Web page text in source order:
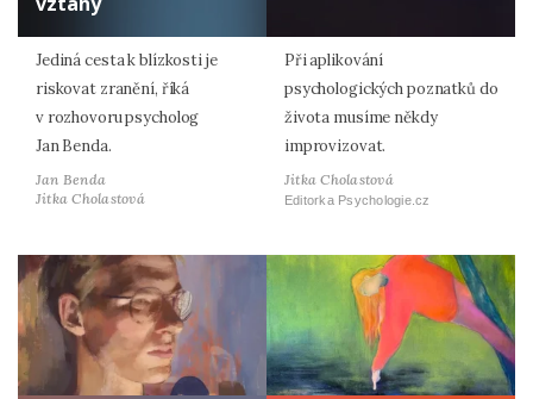
Jediná cesta k blízkosti je
riskovat zranění, říká
v rozhovoru psycholog
Jan Benda.
Jan Benda
Jitka Cholastová
Při aplikování
psychologických poznatků do
života musíme někdy
improvizovat.
Jitka Cholastová
Editorka Psychologie.cz